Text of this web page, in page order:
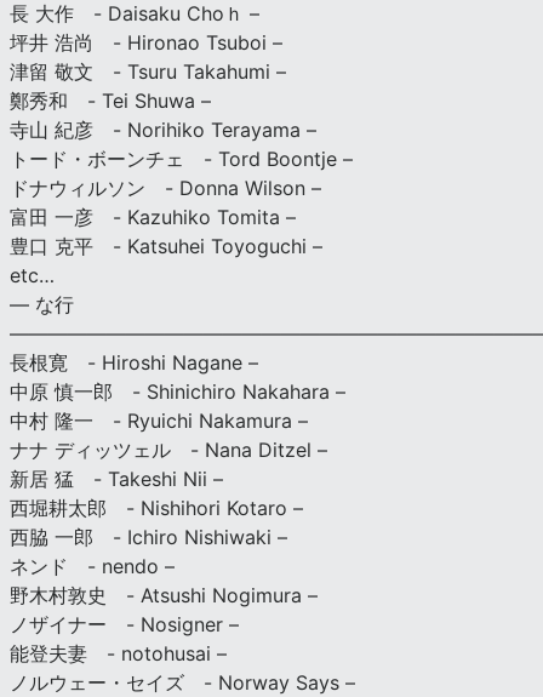
長 大作 - Daisaku Choｈ –
坪井 浩尚 - Hironao Tsuboi –
津留 敬文 - Tsuru Takahumi –
鄭秀和 - Tei Shuwa –
寺山 紀彦 - Norihiko Terayama –
トード・ボーンチェ - Tord Boontje –
ドナウィルソン - Donna Wilson –
富田 一彦 - Kazuhiko Tomita –
豊口 克平 - Katsuhei Toyoguchi –
etc…
— な行
長根寛 - Hiroshi Nagane –
中原 慎一郎 - Shinichiro Nakahara –
中村 隆一 - Ryuichi Nakamura –
ナナ ディッツェル - Nana Ditzel –
新居 猛 - Takeshi Nii –
西堀耕太郎 - Nishihori Kotaro –
西脇 一郎 - Ichiro Nishiwaki –
ネンド - nendo –
野木村敦史 - Atsushi Nogimura –
ノザイナー - Nosigner –
能登夫妻 - notohusai –
ノルウェー・セイズ - Norway Says –